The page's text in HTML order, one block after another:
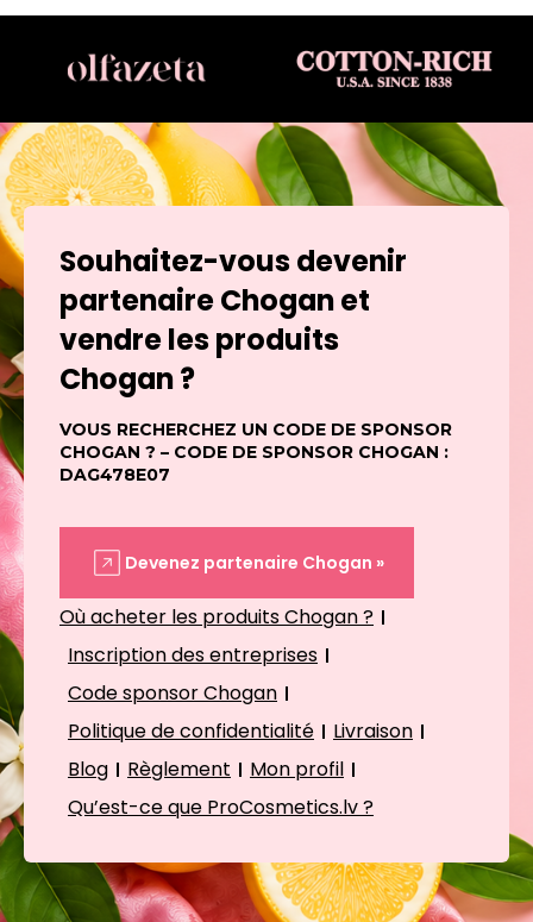
Souhaitez-vous devenir
partenaire Chogan et
vendre les produits
Chogan ?
VOUS RECHERCHEZ UN CODE DE SPONSOR
CHOGAN ? – CODE DE SPONSOR CHOGAN :
DAG478E07
Devenez partenaire Chogan »
Où acheter les produits Chogan ?
Inscription des entreprises
Code sponsor Chogan
Politique de confidentialité
Livraison
Blog
Règlement
Mon profil
Qu’est-ce que ProCosmetics.lv ?